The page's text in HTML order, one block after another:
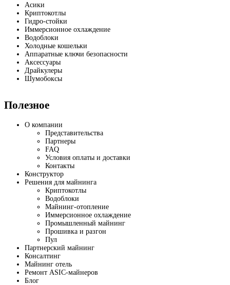
Асики
Криптокотлы
Гидро-стойки
Иммерсионное охлаждение
Водоблоки
Холодные кошельки
Аппаратные ключи безопасности
Аксессуары
Драйкулеры
Шумобоксы
Полезное
О компании
Представительства
Партнеры
FAQ
Условия оплаты и доставки
Контакты
Конструктор
Решения для майнинга
Криптокотлы
Водоблоки
Майнинг-отопление
Иммерсионное охлаждение
Промышленный майнинг
Прошивка и разгон
Пул
Партнерский майнинг
Консалтинг
Майнинг отель
Ремонт ASIC-майнеров
Блог